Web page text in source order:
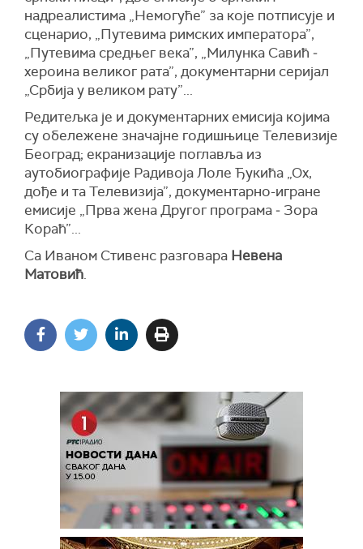
надреалистима „Немогуће” за које потписује и
сценарио, „Путевима римских императора”,
„Путевима средњег века”, „Милунка Савић ‒
хероина великог рата”, документарни серијал
„Србија у великом рату”...
Редитељка је и документарних емисија којима
су обележене значајне годишњице Телевизије
Београд; екранизације поглавља из
аутобиографије Радивоја Лоле Ђукића „Ох,
дође и та Телевизија”, документарно-игране
емисије „Прва жена Другог програма ‒ Зора
Кораћ”...
Са Иваном Стивенс разговара Невена
Матовић.